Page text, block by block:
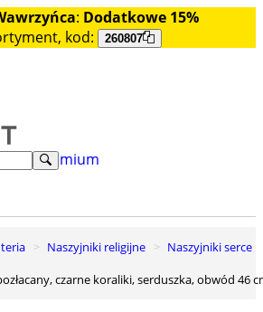
: Dodatkowe 15%
kod: 260807
premium
Naszyjniki religijne
Naszyjniki serce
czarne koraliki, serduszka, obwód 46